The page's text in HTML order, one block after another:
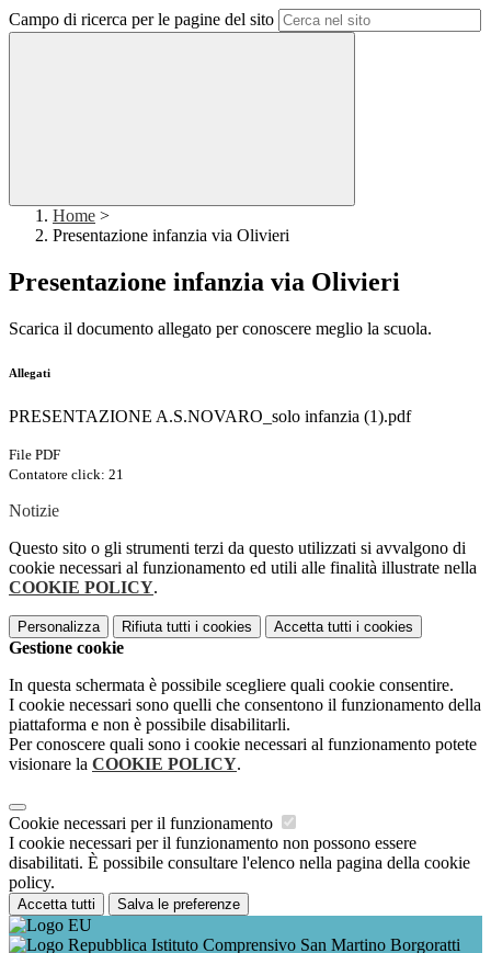
Campo di ricerca per le pagine del sito
Home >
Presentazione infanzia via Olivieri
Presentazione infanzia via Olivieri
Scarica il documento allegato per conoscere meglio la scuola.
Allegati
PRESENTAZIONE A.S.NOVARO_solo infanzia (1).pdf
File PDF
Contatore click: 21
Notizie
Questo sito o gli strumenti terzi da questo utilizzati si avvalgono di
cookie necessari al funzionamento ed utili alle finalità illustrate nella
COOKIE POLICY.
Personalizza Rifiuta tutti i cookies Accetta tutti i cookies
Gestione cookie
In questa schermata è possibile scegliere quali cookie consentire.
I cookie necessari sono quelli che consentono il funzionamento della
piattaforma e non è possibile disabilitarli.
Per conoscere quali sono i cookie necessari al funzionamento potete
visionare la COOKIE POLICY.
Cookie necessari per il funzionamento
I cookie necessari per il funzionamento non possono essere
disabilitati. È possibile consultare l'elenco nella pagina della cookie
policy.
Accetta tutti Salva le preferenze
Istituto Comprensivo San Martino Borgoratti